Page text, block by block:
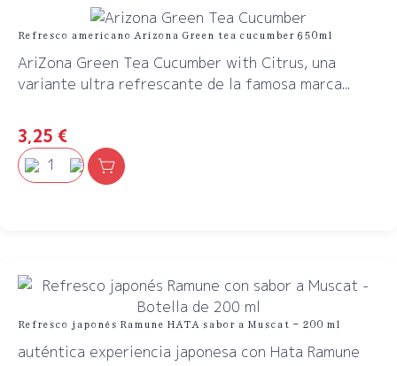
Refresco americano Arizona Green tea cucumber 650ml
AriZona Green Tea Cucumber with Citrus, una
variante ultra refrescante de la famosa marca...
3,25 €
Refresco japonés Ramune HATA sabor a Muscat – 200 ml
auténtica experiencia japonesa con Hata Ramune